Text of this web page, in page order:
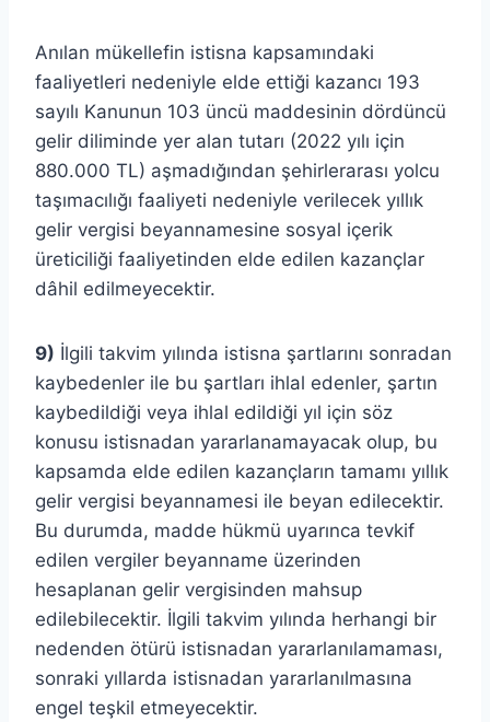
Anılan mükellefin istisna kapsamındaki
faaliyetleri nedeniyle elde ettiği kazancı 193
sayılı Kanunun 103 üncü maddesinin dördüncü
gelir diliminde yer alan tutarı (2022 yılı için
880.000 TL) aşmadığından şehirlerarası yolcu
taşımacılığı faaliyeti nedeniyle verilecek yıllık
gelir vergisi beyannamesine sosyal içerik
üreticiliği faaliyetinden elde edilen kazançlar
dâhil edilmeyecektir.
9) İlgili takvim yılında istisna şartlarını sonradan
kaybedenler ile bu şartları ihlal edenler, şartın
kaybedildiği veya ihlal edildiği yıl için söz
konusu istisnadan yararlanamayacak olup, bu
kapsamda elde edilen kazançların tamamı yıllık
gelir vergisi beyannamesi ile beyan edilecektir.
Bu durumda, madde hükmü uyarınca tevkif
edilen vergiler beyanname üzerinden
hesaplanan gelir vergisinden mahsup
edilebilecektir. İlgili takvim yılında herhangi bir
nedenden ötürü istisnadan yararlanılamaması,
sonraki yıllarda istisnadan yararlanılmasına
engel teşkil etmeyecektir.